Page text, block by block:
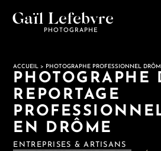
Gaïl Lefebvre
PHOTOGRAPHE
ACCUEIL > PHOTOGRAPHE PROFESSIONNEL
PHOTOGRAPHE
REPORTAGE
EN DRÔME
ENTREPRISES & ARTISANS